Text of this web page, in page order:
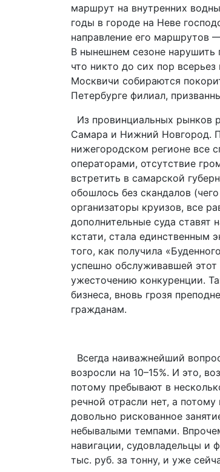
маршрут на внутренних
годы в городе на Неве
направление его маршрутов
В нынешнем сезоне нарушить
что никто до сих пор
Москвичи собираются
Петербурге филиал,
Из провинциальных рынков
Самара и Нижний Новгород.
нижегородском регионе все
операторами, отсутствие
встретить в самарской
обошлось без скандалов
организаторы круизов, все
дополнительные суда
кстати, стала единственным
того, как получила
успешно обслуживавшей
ужесточению конкуренции.
бизнеса, вновь грозя
гражданам.
Всегда наиважнейший
возросли на 10–15%. И это,
потому пребывают в
речной отрасли нет, а
довольно рискованное
небывалыми темпами.
навигации, судовладельцы и
тыс. руб. за тонну, и уже